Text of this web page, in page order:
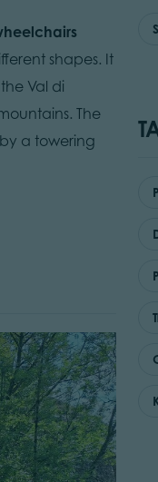
shapes. It
Val di
The
a towering